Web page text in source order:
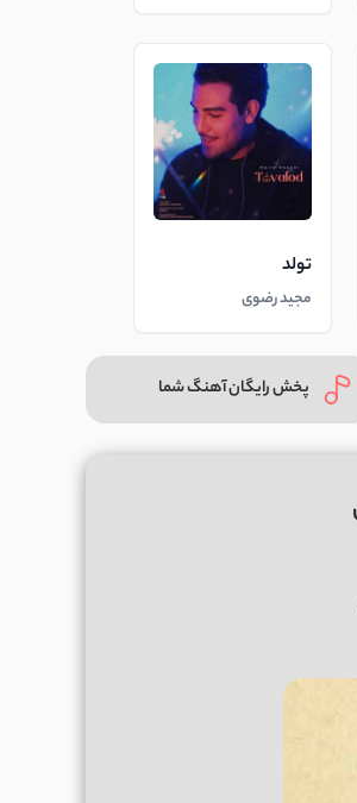
تولد
مجید رضوی
پخش رایگان آهنگ شما